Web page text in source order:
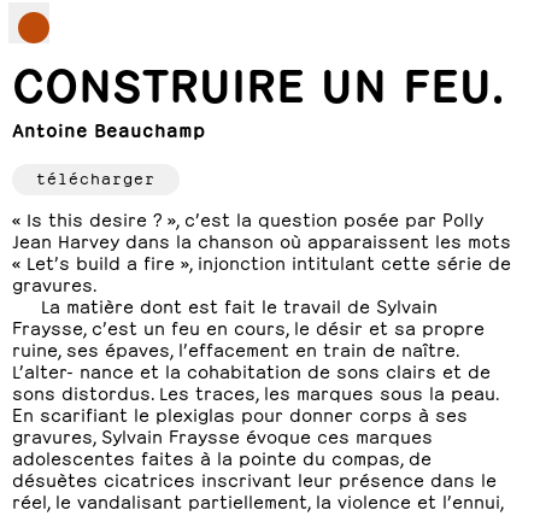
CONSTRUIRE UN FEU.
Antoine Beauchamp
télécharger
« Is this desire ? », c’est la question posée par Polly
Jean Harvey dans la chanson où apparaissent les mots
« Let’s build a fire », injonction intitulant cette série de
gravures.
La matière dont est fait le travail de Sylvain
Fraysse, c’est un feu en cours, le désir et sa propre
ruine, ses épaves, l’effacement en train de naître.
L’alter- nance et la cohabitation de sons clairs et de
sons distordus. Les traces, les marques sous la peau.
En scarifiant le plexiglas pour donner corps à ses
gravures, Sylvain Fraysse évoque ces marques
adolescentes faites à la pointe du compas, de
désuètes cicatrices inscrivant leur présence dans le
réel, le vandalisant partiellement, la violence et l’ennui,